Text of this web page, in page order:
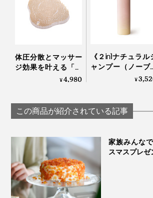
体圧分散とマッサー
ジ効果を叶える「バ
スタブクッション」
¥4,980
《２in1ナチュラル
ャンプー（ノーブル
フラワー）250ml
のアミノ酸系シャン
プー | uruotte
¥
この商品が紹介されている記事
家族みんな
スマスプレゼ